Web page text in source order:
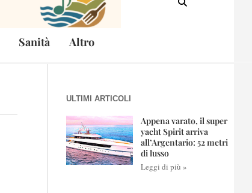
Sanità Altro
ULTIMI ARTICOLI
Appena varato, il super
yacht Spirit arriva
all’Argentario: 52 metri
di lusso
Leggi di più »